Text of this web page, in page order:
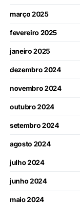
março 2025
fevereiro 2025
janeiro 2025
dezembro 2024
novembro 2024
outubro 2024
setembro 2024
agosto 2024
julho 2024
junho 2024
maio 2024